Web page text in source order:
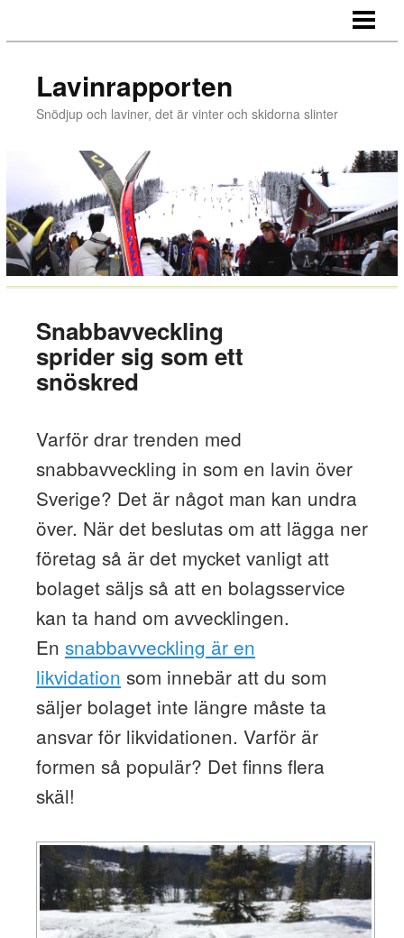
HYRA SKIDSTUGA
VÄLJ RÄTT VINTERDÄCK
Lavinrapporten
Snödjup och laviner, det är vinter och skidorna slinter
Snabbavveckling
sprider sig som ett
snöskred
Varför drar trenden med
snabbavveckling in som en lavin över
Sverige? Det är något man kan undra
över. När det beslutas om att lägga ner
företag så är det mycket vanligt att
bolaget säljs så att en bolagsservice
kan ta hand om avvecklingen.
En snabbavveckling är en
likvidation som innebär att du som
säljer bolaget inte längre måste ta
ansvar för likvidationen. Varför är
formen så populär? Det finns flera
skäl!